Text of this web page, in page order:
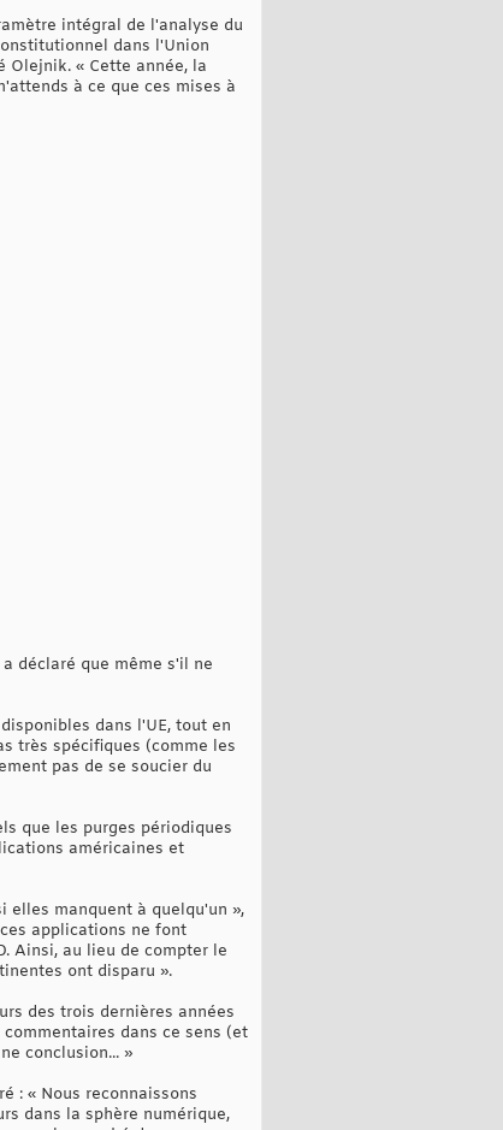
intégral de l'analyse du
dans l'Union
Olejnik. « Cette année, la
à ce que ces mises à
déclaré que même s'il ne
dans l'UE, tout en
très spécifiques (comme les
pas de se soucier du
que les purges périodiques
américaines et
elles manquent à quelqu'un »,
applications ne font
Ainsi, au lieu de compter le
ont disparu ».
des trois dernières années
dans ce sens (et
conclusion... »
: « Nous reconnaissons
dans la sphère numérique,